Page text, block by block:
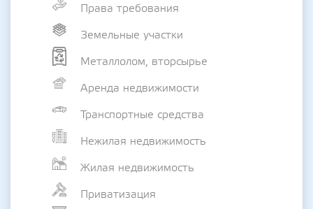
Права требования
Земельные участки
Металлолом, вторсырье
Аренда недвижимости
Транспортные средства
Нежилая недвижимость
Жилая недвижимость
Приватизация